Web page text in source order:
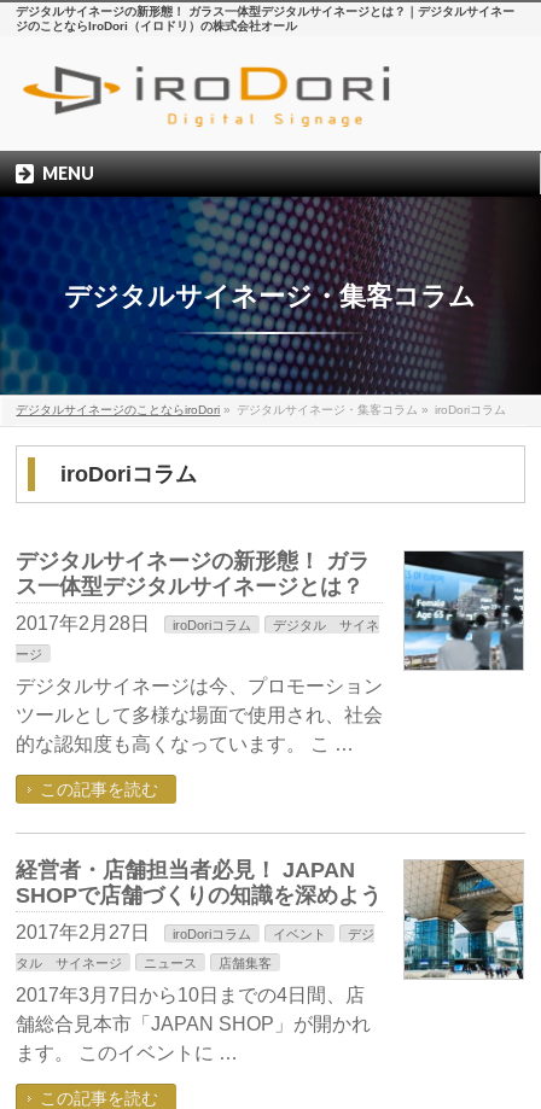
デジタルサイネージの新形態！ ガラス一体型デジタルサイネージとは？｜デジタルサイネー
ジのことならIroDori（イロドリ）の株式会社オール
MENU
デジタルサイネージ・集客コラム
デジタルサイネージのことならiroDori » デジタルサイネージ・集客コラム » iroDoriコラム
iroDoriコラム
デジタルサイネージの新形態！ ガラ
ス一体型デジタルサイネージとは？
2017年2月28日 iroDoriコラム
デジタル サイネ
ージ
デジタルサイネージは今、プロモーション
ツールとして多様な場面で使用され、社会
的な認知度も高くなっています。 こ …
この記事を読む
経営者・店舗担当者必見！ JAPAN
SHOPで店舗づくりの知識を深めよう
2017年2月27日 iroDoriコラム イベント
デジ
タル サイネージ
ニュース 店舗集客
2017年3月7日から10日までの4日間、店
舗総合見本市「JAPAN SHOP」が開かれ
ます。 このイベントに …
この記事を読む